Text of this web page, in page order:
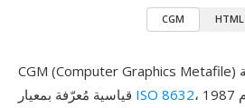
CGM HTML
CGM (Computer Graphics Metafile) هي صيغة رسومات متجهة
ISO 8632، نُشرت لأول مرة عام 1987